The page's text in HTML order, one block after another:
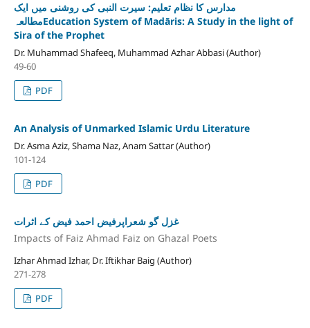
مدارس کا نظام تعلیم: سیرت النبی کی روشنی میں ایک
مطالعہEducation System of Madāris: A Study in the light of
Sira of the Prophet
Dr. Muhammad Shafeeq, Muhammad Azhar Abbasi (Author)
49-60
PDF
An Analysis of Unmarked Islamic Urdu Literature
Dr. Asma Aziz, Shama Naz, Anam Sattar (Author)
101-124
PDF
غزل گو شعراپرفیض احمد فیض کے اثرات
Impacts of Faiz Ahmad Faiz on Ghazal Poets
Izhar Ahmad Izhar, Dr. Iftikhar Baig (Author)
271-278
PDF